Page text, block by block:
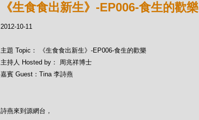
《生食食出新生》-EP006-食生的歡樂
2012-10-11
主題 Topic： 《生食食出新生》-EP006-食生的歡樂
主持人 Hosted by： 周兆祥博士
嘉賓 Guest：Tina 李詩燕
詩燕來到源網台，